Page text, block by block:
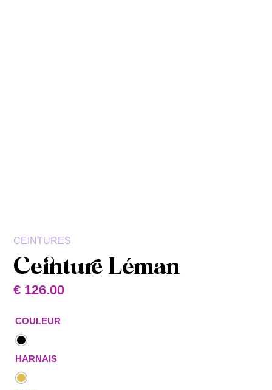
CEINTURES
Ceinture Léman
€ 126.00
COULEUR
HARNAIS